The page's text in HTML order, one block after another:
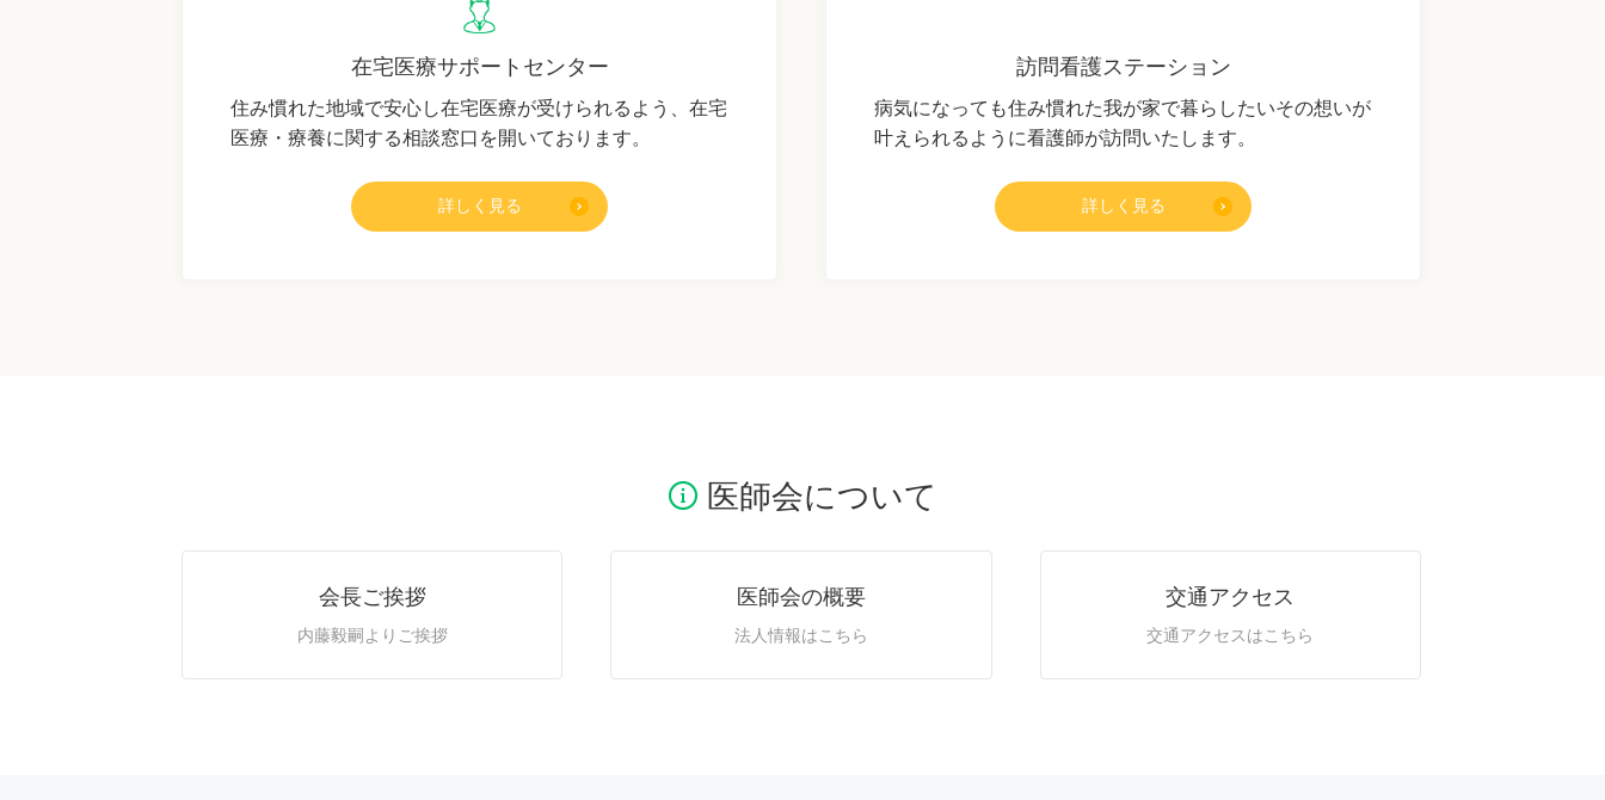
在宅医療サポートセンター
住み慣れた地域で安心し在宅医療が受けられるよう、在宅
医療・療養に関する相談窓口を開いております。
詳しく見る
訪問看護ステーション
病気になっても住み慣れた我が家で暮らしたいその想いが
叶えられるように看護師が訪問いたします。
詳しく見る
医師会について
会長ご挨拶
内藤毅嗣よりご挨拶
医師会の概要
法人情報はこちら
交通アクセス
交通アクセスはこちら